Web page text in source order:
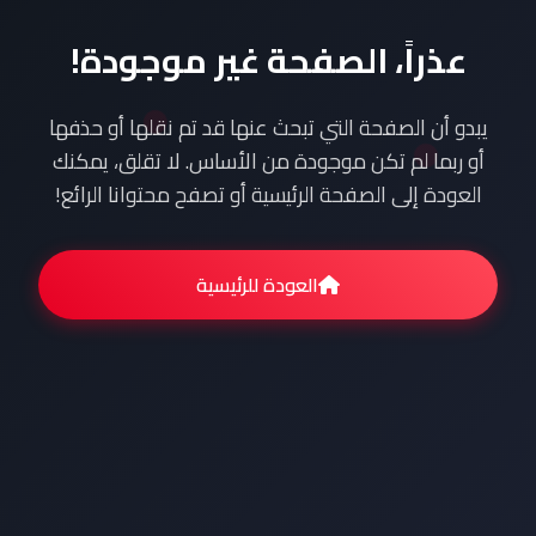
عذراً، الصفحة غير موجودة!
يبدو أن الصفحة التي تبحث عنها قد تم نقلها أو حذفها
أو ربما لم تكن موجودة من الأساس. لا تقلق، يمكنك
العودة إلى الصفحة الرئيسية أو تصفح محتوانا الرائع!
العودة للرئيسية